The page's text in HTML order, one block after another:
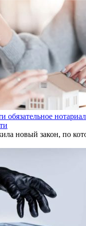
обязательное
новый закон, по